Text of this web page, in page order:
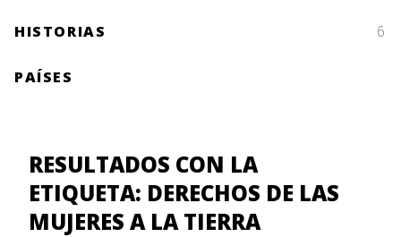
HISTORIAS 6
PAÍSES
RESULTADOS CON LA
ETIQUETA: DERECHOS DE LAS
MUJERES A LA TIERRA